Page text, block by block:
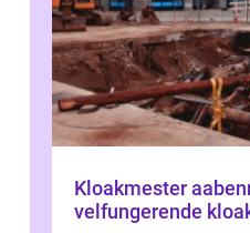
Kloakmester aabenraa sådan
velfungerende